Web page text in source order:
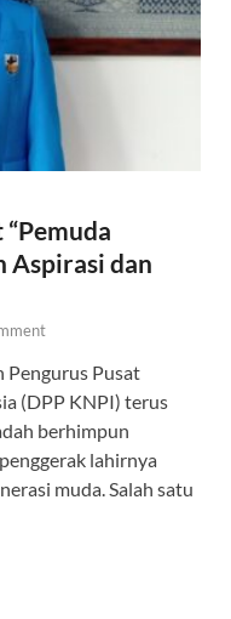
Aspirasi dan
Pengurus Pusat
(DPP KNPI) terus
berhimpun
lahirnya
muda. Salah satu